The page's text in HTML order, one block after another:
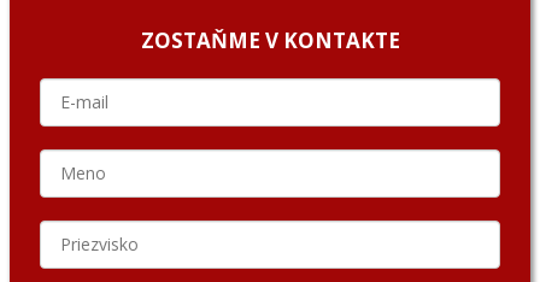
ZOSTAŇME V KONTAKTE